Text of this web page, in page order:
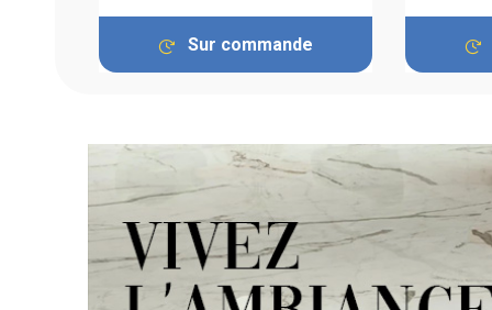
Sur commande